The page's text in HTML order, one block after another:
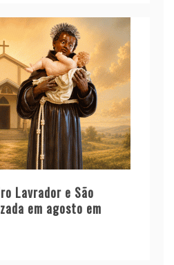
Lavrador e São
em agosto em